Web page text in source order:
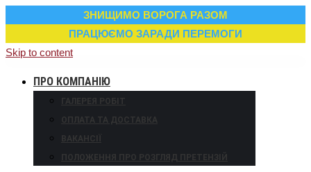
ЗНИЩИМО ВОРОГА РАЗОМ
ПРАЦЮЄМО ЗАРАДИ ПЕРЕМОГИ
Skip to content
ПРО КОМПАНІЮ
ГАЛЕРЕЯ РОБІТ
ОПЛАТА ТА ДОСТАВКА
ВАКАНСІЇ
ПОЛОЖЕННЯ ПРО РОЗГЛЯД ПРЕТЕНЗІЙ